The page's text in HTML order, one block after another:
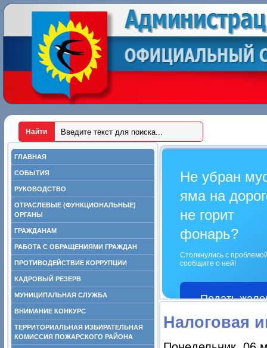
ГЛАВНАЯ
СОБЫТИЯ
РУКОВОДСТВО
ОТРАСЛЕВЫЕ (ФУНКЦИОНАЛЬНЫЕ)
ОРГАНЫ
ГРАЖДАНАМ
РАБОТА С ОБРАЩЕНИЯМИ ГРАЖДАН
ПРОТИВОДЕЙСТВИЕ КОРРУПЦИИ
КАДРОВЫЙ РЕЗЕРВ
МУНИЦИПАЛЬНАЯ СЛУЖБА
ВНИМАНИЕ КОНКУРС
ТЕРРИТОРИАЛЬНАЯ ИЗБИРАТЕЛЬНАЯ
КОМИССИЯ ПОЖАРСКОГО РАЙОНА
Не убран
яма на
не горит
фонарь?
Столкнулись с
сообщите о ней!
Подать
Налоговая